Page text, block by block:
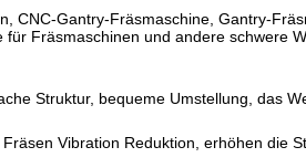
CNC-Gantry-Fräsmaschine, Gantry-
Fräsmaschinen und andere schwere
Struktur, bequeme Umstellung, das
Vibration Reduktion, erhöhen die